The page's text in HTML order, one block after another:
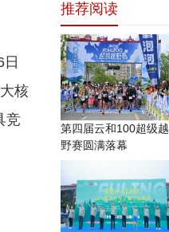
核
竞
推荐阅读
第四届云和100超级越
野赛圆满落幕